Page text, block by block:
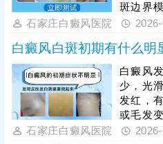
斑边界
屑等不
损，触
有极强
预，白
得清晰
大片白
疗白癜
复速度
石家庄白癜风医院
白癜风白斑初期有什么明
白癜风
少，光
发红，
或毛发
状，可
石家庄白癜风医院